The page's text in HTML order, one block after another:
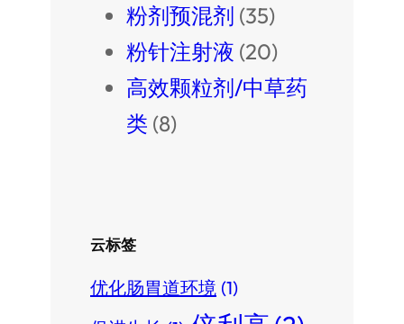
粉剂预混剂 (35)
粉针注射液 (20)
高效颗粒剂/中草药
类 (8)
云标签
优化肠胃道环境 (1)